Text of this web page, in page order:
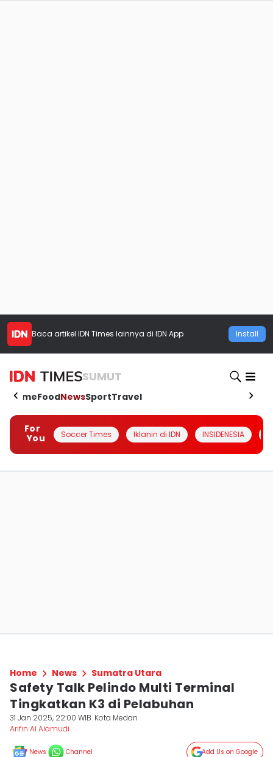
Baca artikel IDN Times lainnya di IDN App Install
SUMUT
HomeFoodNewsSportTravel
For
You
Soccer Times Iklanin di IDN INSIDENESIA
Home News Sumatra Utara
Safety Talk Pelindo Multi Terminal
Tingkatkan K3 di Pelabuhan
31 Jan 2025, 22:00 WIB Kota Medan
Arifin Al Alamudi
News Channel Add Us on Google